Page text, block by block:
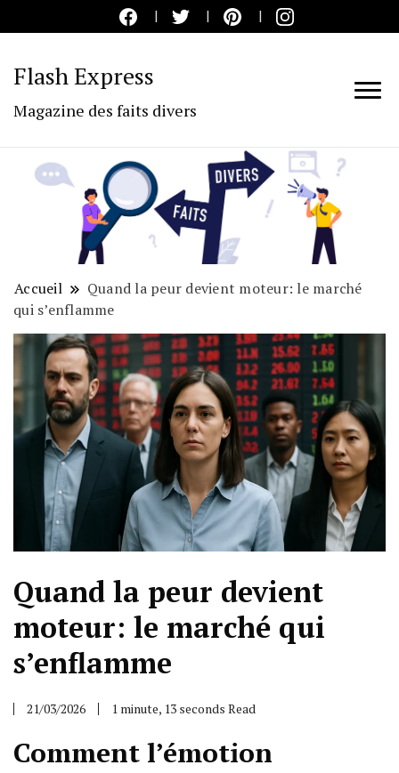
Flash Express
Magazine des faits divers
Accueil
Quand la peur devient moteur: le marché
qui s’enflamme
Quand la peur devient
moteur: le marché qui
s’enflamme
21/03/2026 1 minute, 13 seconds Read
Comment l’émotion